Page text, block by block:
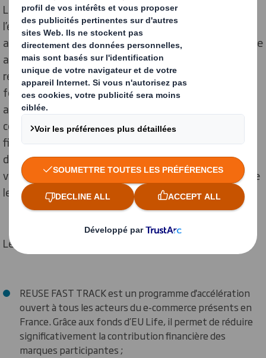
La start-up danoiseRE-ZIP, pionnier nordique de
l’emballage réemployable, a conçu une solution
associant des emballages en carton réutilisables et une
application permettant d’encourager et de suivre les
retours.DS SMITH, une société d'International Paper,
fournisseur leader de solutions d'emballage durables,
apporte sa capacité de production industrielle et sa
connaissance des emballages circulaires à base de
fibres.RAJA, le numéro un européen de la distribution
d'emballages, distribuera les emballages RE-ZIP et
veillera au bon état des emballages retournés avant de
les remettre sur le marché.
Le programme en bref
REUSE FAST TRACK est un programme d'accélération
ouvert à tous les acteurs du e-commerce présents en
France. Grâce aux fonds d’EU Life, il permet de réduire
significativement la contribution financière des
marques participantes ;